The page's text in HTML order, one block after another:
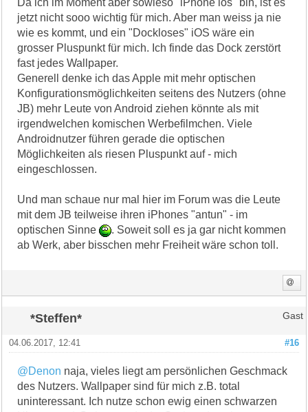
jetzt nicht sooo wichtig für mich. Aber man weiss ja nie
wie es kommt, und ein "Dockloses" iOS wäre ein
grosser Pluspunkt für mich. Ich finde das Dock zerstört
fast jedes Wallpaper.
Generell denke ich das Apple mit mehr optischen
Konfigurationsmöglichkeiten seitens des Nutzers (ohne
JB) mehr Leute von Android ziehen könnte als mit
irgendwelchen komischen Werbefilmchen. Viele
Androidnutzer führen gerade die optischen
Möglichkeiten als riesen Pluspunkt auf - mich
eingeschlossen.
Und man schaue nur mal hier im Forum was die Leute
mit dem JB teilweise ihren iPhones "antun" - im
optischen Sinne
. Soweit soll es ja gar nicht kommen
ab Werk, aber bisschen mehr Freiheit wäre schon toll.
*Steffen* Gast
#16
04.06.2017, 12:41
@Denon naja, vieles liegt am persönlichen Geschmack
des Nutzers. Wallpaper sind für mich z.B. total
uninteressant. Ich nutze schon ewig einen schwarzen